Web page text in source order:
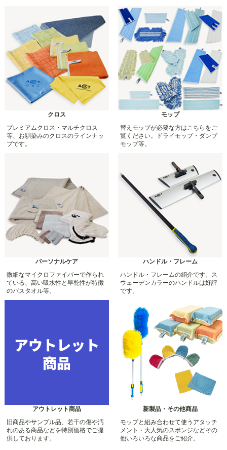
クロス
プレミアムクロス・マルチクロス
等、お馴染みのクロスのラインナッ
プです。
モップ
替えモップが必要な方はこちらをご
覧ください。ドライモップ・ダンプ
モップ等。
パーソナルケア
微細なマイクロファイバーで作られ
ている、高い吸水性と早乾性が特徴
のバスタオル等。
ハンドル・フレーム
ハンドル・フレームの紹介です。ス
ウェーデンカラーのハンドルは好評
です。
アウトレット商品
旧商品やサンプル品、若干の傷や汚
れのある商品などを特別価格でご提
供しております。
新製品・その他商品
モップと組み合わせて使うアタッチ
メント・大人気のスポンジなどその
他いろいろな商品をご紹介。